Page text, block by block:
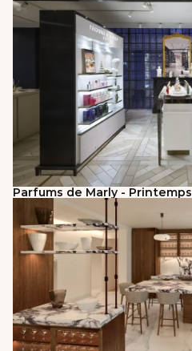
Parfums de Marly - Printemps